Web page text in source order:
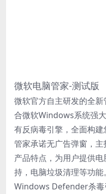
微软电脑管家-测试版
微软官方自主研发的全
合微软Windows系统强
有反病毒引擎，全面构
管家承诺无广告弹窗，
产品特点，为用户提供
持，电脑垃圾清理等功
Windows Defender杀毒